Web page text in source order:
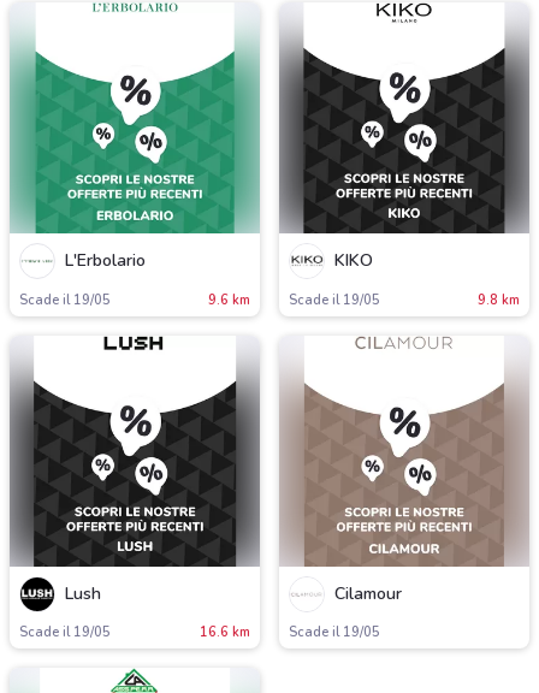
L'Erbolario
Scade il 19/05 9.6 km
KIKO
Scade il 19/05 9.8 km
Lush
Scade il 19/05 16.6 km
Cilamour
Scade il 19/05